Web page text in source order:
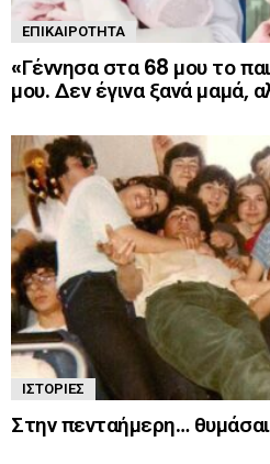
ΕΠΙΚΑΙΡΌΤΗΤΑ
«Γέννησα στα 68 μου το
μου. Δεν έγινα ξανά μαμά,
ΙΣΤΟΡΊΕΣ
Στην πενταήμερη…